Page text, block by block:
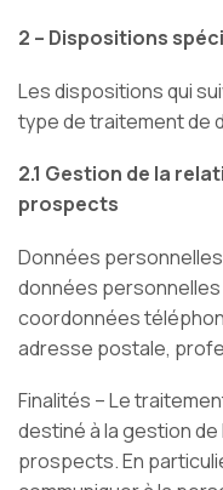
2 – Dispositions
Les dispositions qui
type de traitement de
2.1 Gestion de la
prospects
Données
données personnelles
coordonnées
adresse postale,
Finalités – Le
destiné à la gestion
prospects. En